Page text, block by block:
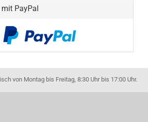
PayPal
von Montag bis Freitag, 8:30 Uhr bis 17:00 Uhr.